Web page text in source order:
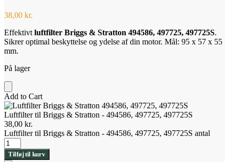
38,00 kr.
Effektivtluftfilter Briggs & Stratton 494586, 497725, 497725S.
Sikrer optimal beskyttelse og ydelse af din motor. Mål: 95 x 57 x 55
mm.
På lager
Add to Cart
Luftfilter til Briggs & Stratton - 494586, 497725, 497725S
38,00 kr.
Luftfilter til Briggs & Stratton - 494586, 497725, 497725S antal
Tilføj til kurv